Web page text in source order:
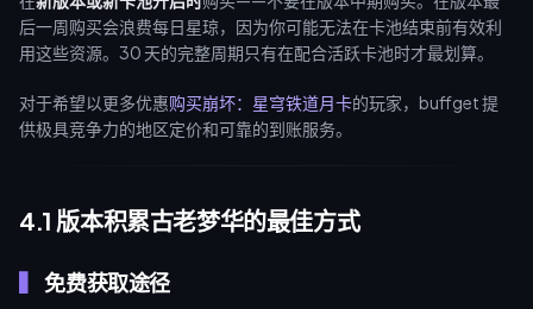
后一周购买会浪费每日星琼，因为你可能无法在卡池结束前有效利
用这些资源。30 天的完整周期只有在配合活跃卡池时才最划算。
对于希望以更多优惠购买崩坏：星穹铁道月卡的玩家，buffget 提
供极具竞争力的地区定价和可靠的到账服务。
4.1 版本积累古老梦华的最佳方式
免费获取途径